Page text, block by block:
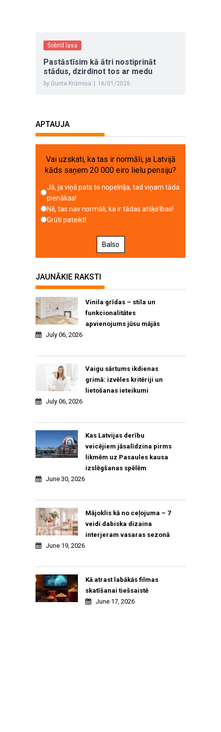
Šobrīd lasa
Pastāstīsim kā ātri nostiprināt
stādus, dzirdinot tos ar medu
by Gunta Krūmiņa | 16/01/2026
APTAUJA
Vai uzskati, ka tas ir normāli, ja Latvijā
kāds saņem 20 000 eiro lielu pensiju?
Jā, ja viņš pats to nopelnīja, tad viņam tāda
pienākas!
Nē, tas nav normāli, ka ir tādas atšķirības!
Grūti pateikt!
Balso
JAUNĀKIE RAKSTI
Vinila grīdas – stila un
funkcionalitātes
apvienojums jūsu mājās
July 06, 2026
Vaigu sārtums ikdienas
grimā: izvēles kritēriji un
lietošanas ieteikumi
July 06, 2026
Kas Latvijas derību
veicējiem jāsalīdzina pirms
likmēm uz Pasaules kausa
izslēgšanas spēlēm
June 30, 2026
Mājoklis kā no ceļojuma – 7
veidi dabiska dizaina
interjeram vasaras sezonā
June 19, 2026
Kā atrast labākās filmas
skatīšanai tiešsaistē
June 17, 2026